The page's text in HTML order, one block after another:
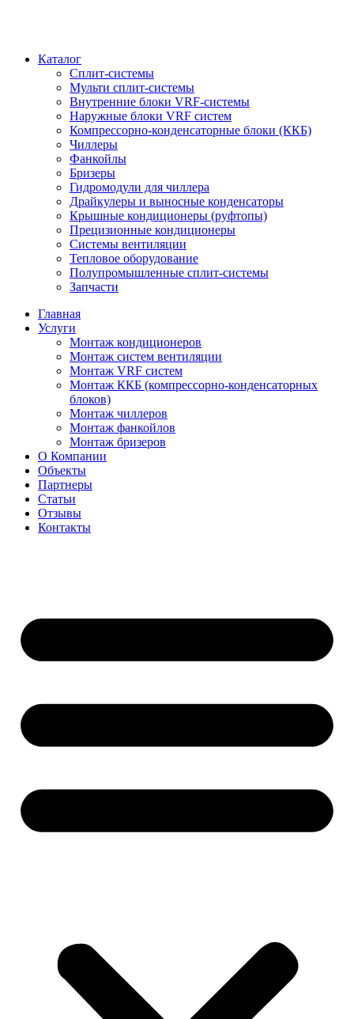
Каталог
Сплит-системы
Мульти сплит-системы
Внутренние блоки VRF-cистемы
Наружные блоки VRF cистем
Компрессорно-конденсаторные блоки (ККБ)
Чиллеры
Фанкойлы
Бризеры
Гидромодули для чиллера
Драйкулеры и выносные конденсаторы
Крышные кондиционеры (руфтопы)
Прецизионные кондиционеры
Системы вентиляции
Тепловое оборудование
Полупромышленные сплит-системы
Запчасти
Главная
Услуги
Монтаж кондиционеров
Монтаж cистем вентиляции
Монтаж VRF систем
Монтаж ККБ (компрессорно-конденсаторных
блоков)
Монтаж чиллеров
Монтаж фанкойлов
Монтаж бризеров
О Компании
Объекты
Партнеры
Статьи
Отзывы
Контакты